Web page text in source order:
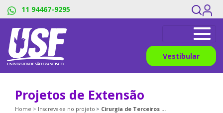
11 94467-9295
Vestibular
Projetos de Extensão
Home Inscreva-se no projeto Cirurgia de Terceiros Molares Impactados com Acompanhamento de Ensaio Clínico da UNIFAG e do Curso de Odontologia da Universidade São Francisco – USF